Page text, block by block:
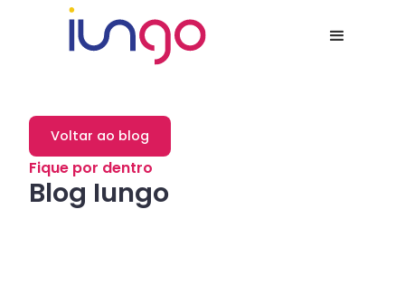
Fique por dentro
Blog Iungo
Voltar ao blog